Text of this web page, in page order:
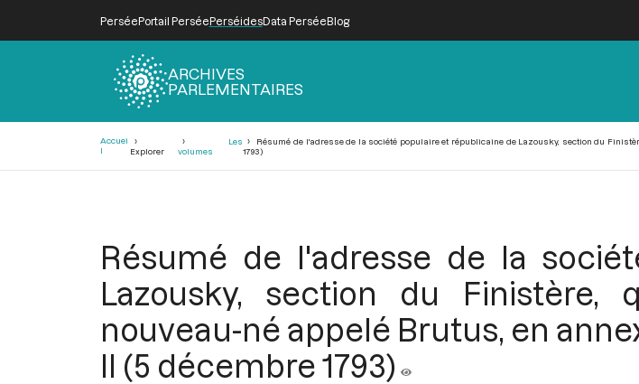
PerséePortail PerséePerséidesData PerséeBlog
ARCHIVES
PARLEMENTAIRES
Accuei
l
Explorer
Les
volumes
Résumé de l'adresse de la société populaire et républicaine de Lazousky, section du
1793)
Résumé de l'adresse de la
Lazousky, section du
nouveau-né appelé Brutus, en
II (5 décembre 1793)